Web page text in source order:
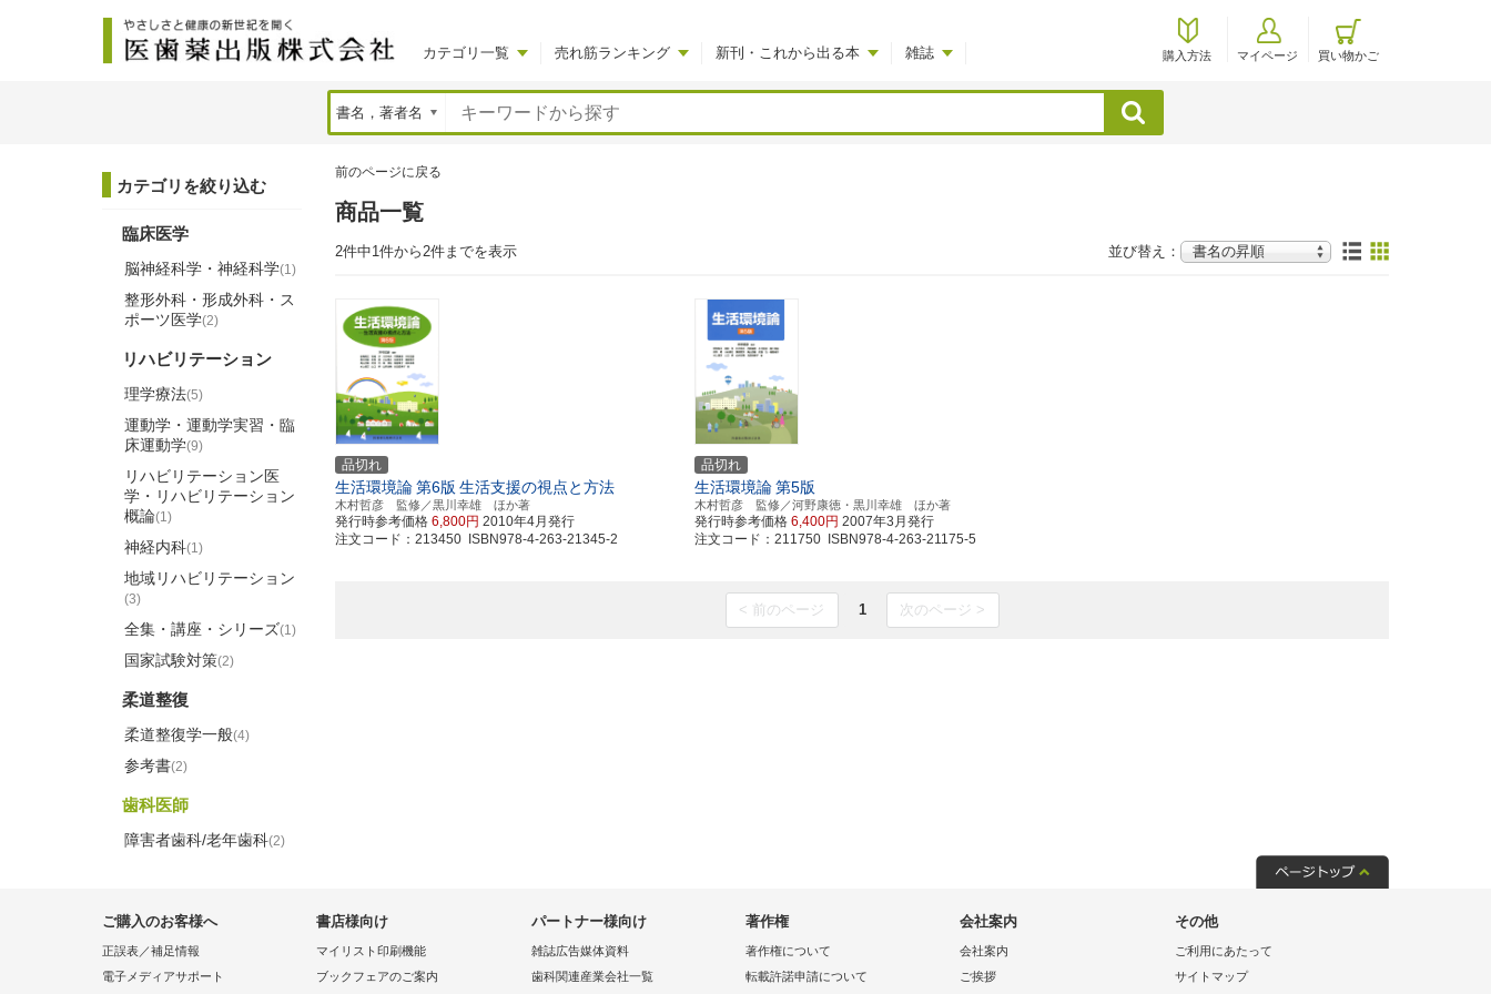
カテゴリ一覧 売れ筋ランキング 新刊・これから出る本 雑誌 購入方法 マイページ 買い物かご
検索
前のページに戻る
商品一覧
2件中1件から2件までを表示 並び替え：
品切れ
生活環境論第6版 生活支援の視点と方法
木村哲彦 監修／黒川幸雄 ほか著
発行時参考価格 6,800円 2010年4月発行
注文コード：213450 ISBN978-4-263-21345-2
品切れ
生活環境論第5版
木村哲彦 監修／河野康徳・黒川幸雄 ほか著
発行時参考価格6,400円 2007年3月発行
注文コード：211750 ISBN978-4-263-21175-5
< 前のページ 1 次のページ >
カテゴリを絞り込む
臨床医学
脳神経科学・神経科学(1)
整形外科・形成外科・ス
ポーツ医学(2)
リハビリテーション
理学療法(5)
運動学・運動学実習・臨
床運動学(9)
リハビリテーション医
学・リハビリテーション
概論(1)
神経内科(1)
地域リハビリテーション
(3)
全集・講座・シリーズ(1)
国家試験対策(2)
柔道整復
柔道整復学一般(4)
参考書(2)
歯科医師
障害者歯科/老年歯科(2)
ご購入のお客様へ
正誤表／補足情報
電子メディアサポート
書店様向け
マイリスト印刷機能
ブックフェアのご案内
パートナー様向け
雑誌広告媒体資料
歯科関連産業会社一覧
著作権
著作権について
転載許諾申請について
会社案内
会社案内
ご挨拶
その他
ご利用にあたって
サイトマップ